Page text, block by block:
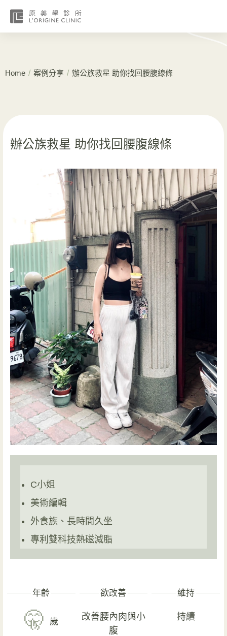
Home / 案例分享 / 辦公族救星 助你找回腰腹線條
辦公族救星 助你找回腰腹線條
C小姐
美術編輯
外食族、長時間久坐
專利雙科技熱磁減脂
年齡
🤫 歲
欲改善
改善腰內肉與小
腹
維持
持續